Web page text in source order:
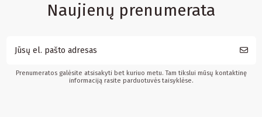
Naujienų prenumerata
Prenumeratos galėsite atsisakyti bet kuriuo metu. Tam tikslui mūsų kontaktinę
informaciją rasite parduotuvės taisyklėse.